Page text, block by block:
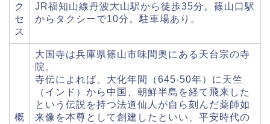
ク
セ
ス
JR福知山線丹波大山駅から徒歩35分。篠山口駅
からタクシーで10分。駐車場あり。
概
大国寺は兵庫県篠山市味間奥にある天台宗の寺
院。
寺伝によれば、大化年間（645-50年）に天竺
（インド）から中国、朝鮮半島を経て飛来した
という伝説を持つ法道仙人が自ら刻んだ薬師如
来像を本尊として創建したといい、平安時代の